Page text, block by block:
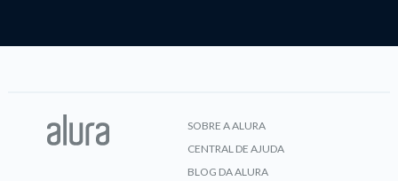
SOBRE A ALURA
CENTRAL DE AJUDA
BLOG DA ALURA